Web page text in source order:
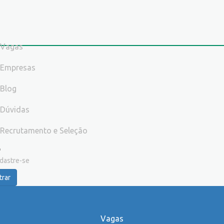
Vagas
Empresas
Blog
Dúvidas
Recrutamento e Seleção
se
Vagas